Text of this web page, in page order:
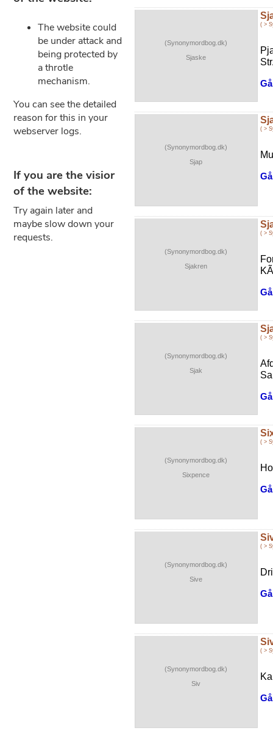
(Synonymordbog.dk)
Sjaske
( >
(Synonymordbog.dk)
Sjap
( >
(Synonymordbog.dk)
Sjakren
( >
(Synonymordbog.dk)
Sjak
( >
(Synonymordbog.dk)
Sixpence
( >
(Synonymordbog.dk)
Sive
( >
(Synonymordbog.dk)
Siv
( >